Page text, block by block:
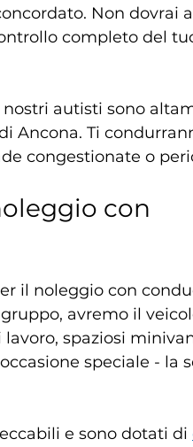
Non dovrai
completo del
autisti sono
Ancona. Ti
congestionate o
con
il noleggio con
avremo il
spaziosi
speciale - la
e sono dotati di